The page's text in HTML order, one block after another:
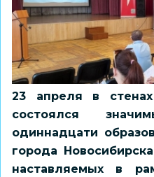
23 апреля в
состоялся
одиннадцати
города
наставляемых в